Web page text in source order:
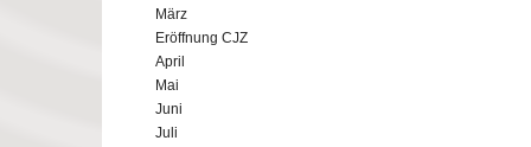
März
Eröffnung CJZ
April
Mai
Juni
Juli